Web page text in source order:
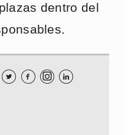
dentro del
  